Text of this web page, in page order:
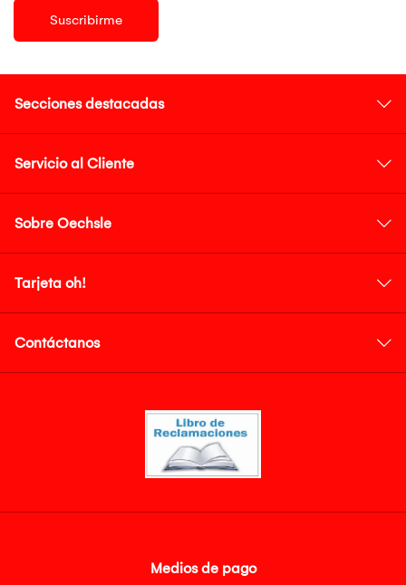
Suscribirme
Secciones destacadas
Servicio al Cliente
Sobre Oechsle
Tarjeta oh!
Contáctanos
Medios de pago